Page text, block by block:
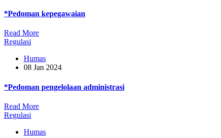
*Pedoman kepegawaian
Read More
Regulasi
Humas
08 Jan 2024
*Pedoman pengelolaan administrasi
Read More
Regulasi
Humas